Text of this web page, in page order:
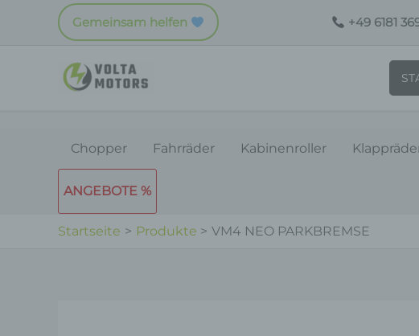
Gemeinsam helfen +49 6181
Chopper Fahrräder Kabinenroller
ANGEBOTE %
Startseite Produkte VM4 NEO PARKBREMSE